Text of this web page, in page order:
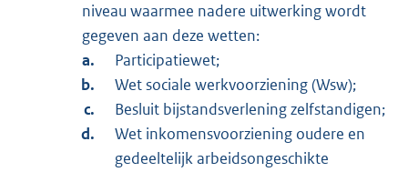
niveau waarmee nadere uitwerking wordt
gegeven aan deze wetten:
Participatiewet;
Wet sociale werkvoorziening (Wsw);
Besluit bijstandsverlening zelfstandigen;
Wet inkomensvoorziening oudere en
gedeeltelijk arbeidsongeschikte